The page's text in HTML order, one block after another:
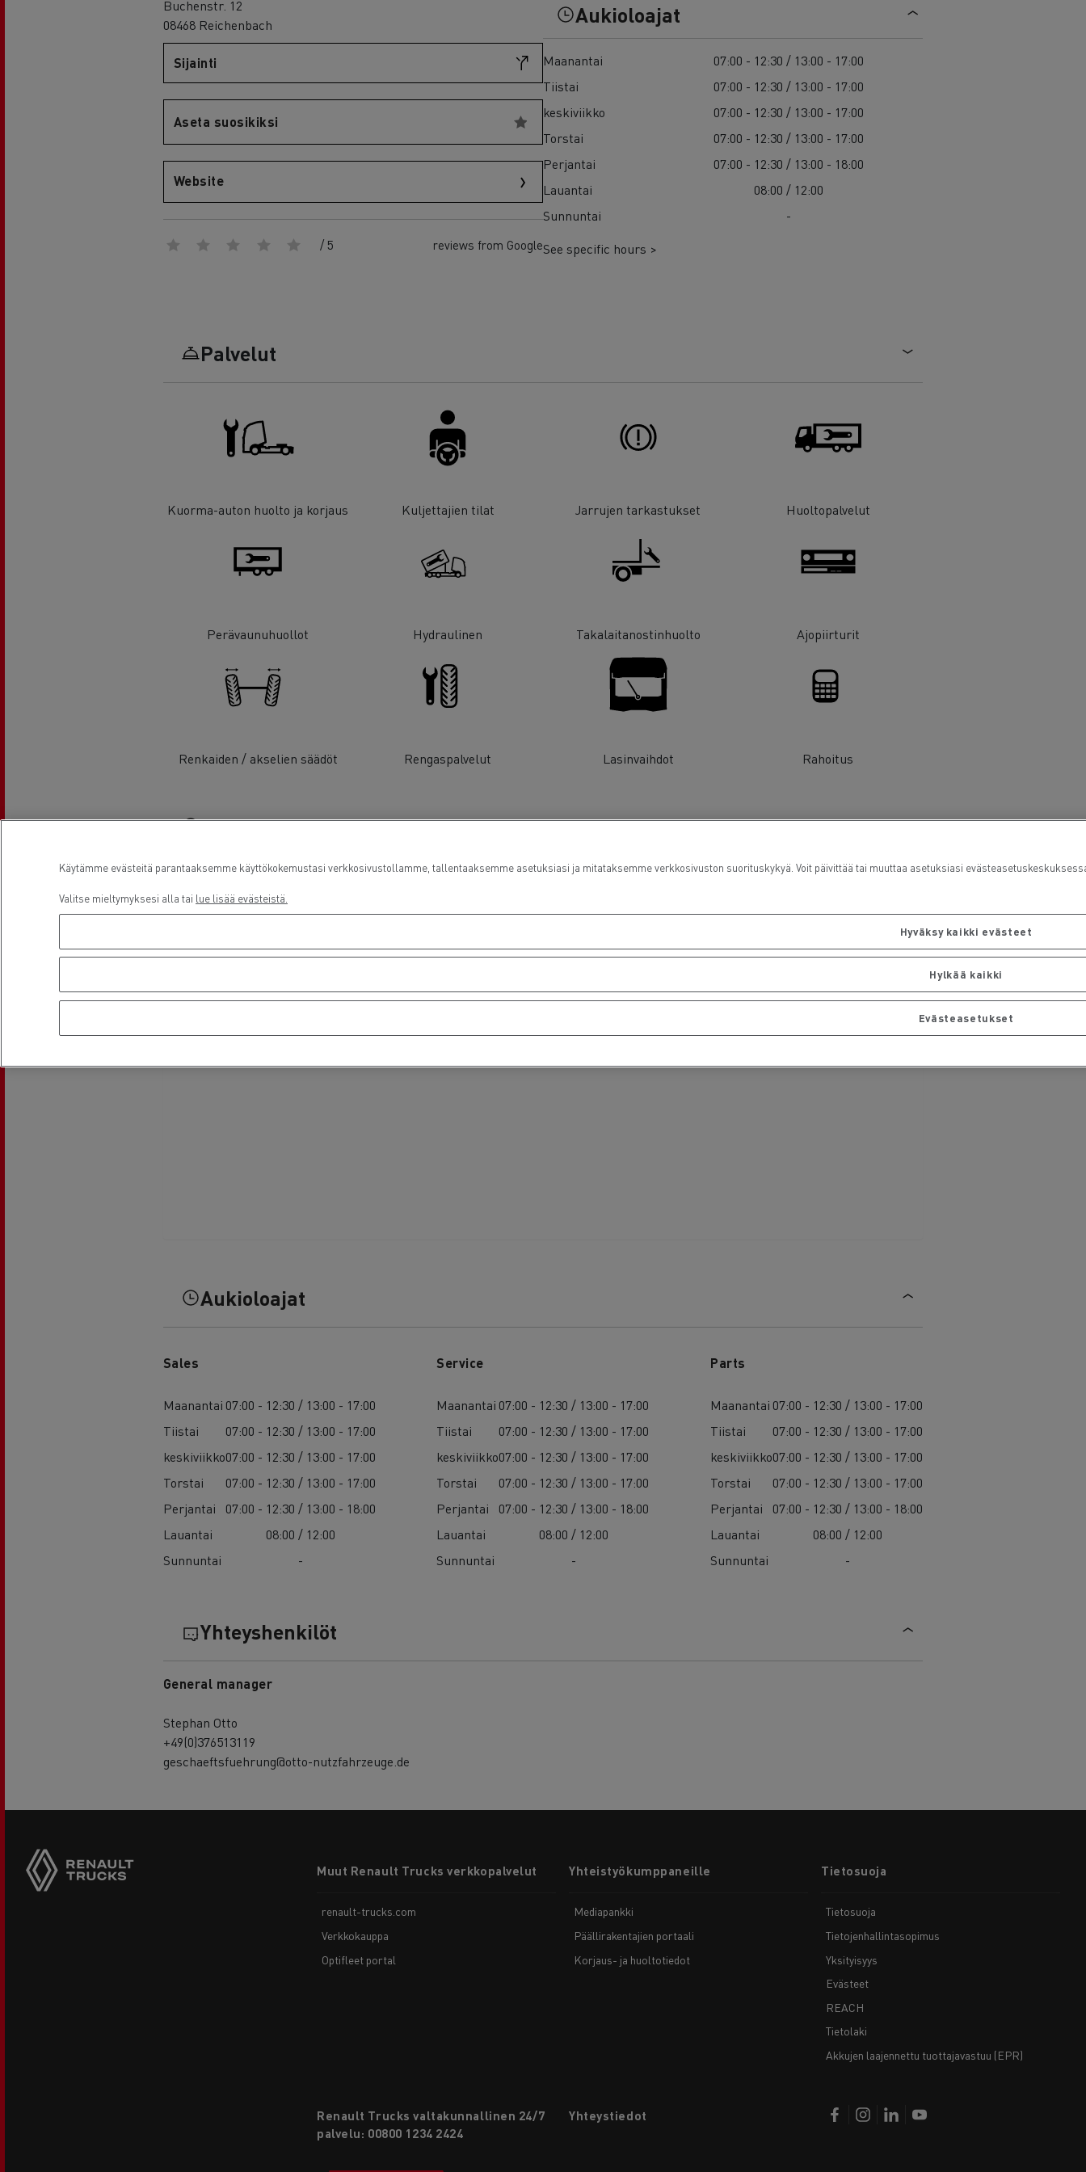
Sähkökuorma-auton rahoitus
Delanchy Group
Feldschlösschen - Carlsberg
Buchenstr. 12
08468 Reichenbach
Sijainti
Aseta suosikiksi
Website
/ 5 reviews from Google
Aukioloajat
Maanantai
07:00 - 12:30 / 13:00 - 17:00
Tiistai
07:00 - 12:30 / 13:00 - 17:00
keskiviikko
07:00 - 12:30 / 13:00 - 17:00
Torstai
07:00 - 12:30 / 13:00 - 17:00
Perjantai
07:00 - 12:30 / 13:00 - 18:00
Lauantai
08:00 / 12:00
Sunnuntai
-
See specific hours >
Palvelut
Kuorma-auton huolto ja korjaus Kuljettajien tilat Jarrujen tarkastukset Huoltopalvelut
Perävaunuhuollot Hydraulinen Takalaitanostinhuolto Ajopiirturit
Renkaiden / akselien säädöt Rengaspalvelut Lasinvaihdot Rahoitus
Sijainti
Aukioloajat
Sales
Maanantai 07:00 - 12:30 / 13:00 - 17:00
Tiistai
07:00 - 12:30 / 13:00 - 17:00
keskiviikko07:00 - 12:30 / 13:00 - 17:00
Torstai
07:00 - 12:30 / 13:00 - 17:00
Perjantai
07:00 - 12:30 / 13:00 - 18:00
Lauantai
08:00 / 12:00
Sunnuntai
-
Service
Maanantai 07:00 - 12:30 / 13:00 - 17:00
Tiistai
07:00 - 12:30 / 13:00 - 17:00
keskiviikko07:00 - 12:30 / 13:00 - 17:00
Torstai
07:00 - 12:30 / 13:00 - 17:00
Perjantai
07:00 - 12:30 / 13:00 - 18:00
Lauantai
08:00 / 12:00
Sunnuntai
-
Parts
Maanantai 07:00 - 12:30 / 13:00 - 17:00
Tiistai
07:00 - 12:30 / 13:00 - 17:00
keskiviikko07:00 - 12:30 / 13:00 - 17:00
Torstai
07:00 - 12:30 / 13:00 - 17:00
Perjantai
07:00 - 12:30 / 13:00 - 18:00
Lauantai
08:00 / 12:00
Sunnuntai
-
Yhteyshenkilöt
General manager
Stephan Otto
+49(0)376513119
geschaeftsfuehrung@otto-nutzfahrzeuge.de
menuMuut Renault Trucks verkkopalvelut
renault-trucks.com
Verkkokauppa
Optifleet portal
Yhteistyökumppaneille
Mediapankki
Päällirakentajien portaali
Korjaus- ja huoltotiedot
Tietosuoja
Tietosuoja
Tietojenhallintasopimus
Yksityisyys
Evästeet
REACH
Tietolaki
Akkujen laajennettu tuottajavastuu (EPR)
Renault Trucks valtakunnallinen 24/7
palvelu: 00800 1234 2424
Yhteystiedot
Käytämme evästeitä parantaaksemme käyttökokemustasi verkkosivustollamme, tallentaaksemme asetuksiasi ja mitataksemme verkkosivuston suorituskykyä. Voit päivittää tai muuttaa asetuksiasi
Valitse mieltymyksesi alla tai lue lisää evästeistä.
Hyväksy kaikki evästeet
Hylkää kaikki
Evästeasetukset